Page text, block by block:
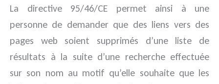
La directive 95/46/CE permet ainsi à une
personne de demander que des liens vers des
pages web soient supprimés d’une liste de
résultats à la suite d’une recherche effectuée
sur son nom au motif qu’elle souhaite que les